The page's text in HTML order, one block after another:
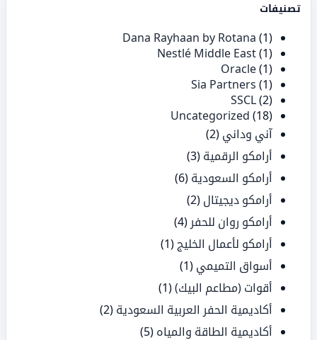
تصنيفات
Dana Rayhaan by Rotana (1)
Nestlé Middle East(1)
Oracle(1)
Sia Partners (1)
SSCL(2)
Uncategorized (18)
آني وداني (2)
أرامكو الرقمية (3)
أرامكو السعودية (6)
أرامكو ديجيتال (2)
أرامكو روان للحفر (4)
أرامكو لأعمال الخليج (1)
أسواق التميمي (1)
أقوات (مطاعم البيك)(1)
أكاديمية الحفر العربية السعودية (2)
أكاديمية الطاقة والمياه (5)